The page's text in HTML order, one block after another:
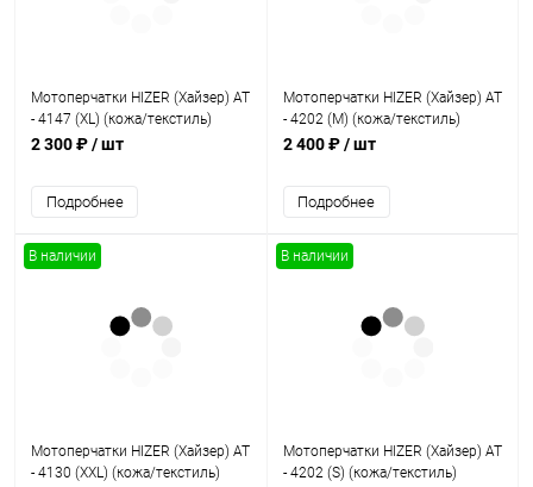
Мотоперчатки HIZER (Хайзер) AT
- 4147 (XL) (кожа/текстиль)
2 300 ₽/ шт
Подробнее
Мотоперчатки HIZER (Хайзер) AT
- 4202 (M) (кожа/текстиль)
2 400 ₽/ шт
Подробнее
В наличии
Мотоперчатки HIZER (Хайзер) AT
- 4130 (XXL) (кожа/текстиль)
В наличии
Мотоперчатки HIZER (Хайзер) AT
- 4202 (S) (кожа/текстиль)